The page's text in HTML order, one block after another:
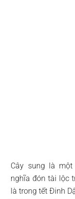
Cây sung là
nghĩa đón tài lộc
là trong tết Đinh